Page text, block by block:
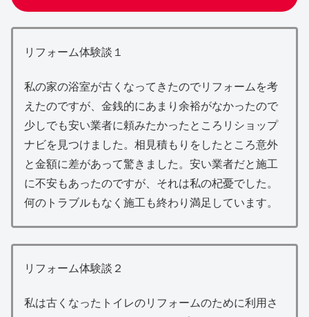
リフォーム体験談１
私の家の浴室が古くなってきたのでリフォームを考
えたのですが、金銭的にあまり余裕がなかったので
少しでも安い業者に頼みたかったところリショップ
ナビを見つけました。相見積もりをしたところ意外
と金額に差があって驚きました。安い業者だと施工
に不安もあったのですが、それは私の杞憂でした。
何のトラブルもなく施工も終わり満足しています。
リフォーム体験談２
私は古くなったトイレのリフォームのために利用さ